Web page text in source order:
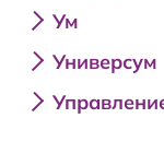
Ум
Универсум